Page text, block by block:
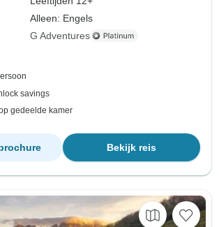
Alleen: Engels
G Adventures
savings
gedeelde kamer
Bekijk reis